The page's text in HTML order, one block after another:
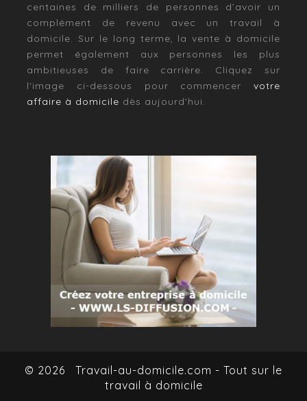
centaines de milliers de personnes d’avoir un
complément de revenu avec un travail à
domicile. Sur le long terme, la vente à domicile
permet également aux personnes les plus
ambitieuses de faire carrière. Cliquez sur
l'image ci-dessous pour commencer votre
affaire à domicile dès aujourd'hui.
© 2026
Travail-au-domicile.com - Tout sur le
travail à domicile